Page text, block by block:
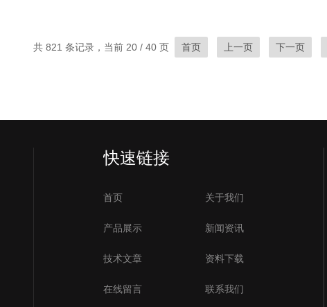
共 821 条记录，当前 20 / 40 页 首页 上一页 下一页
快速链接
首页 关于我们
产品展示 新闻资讯
技术文章 资料下载
在线留言 联系我们